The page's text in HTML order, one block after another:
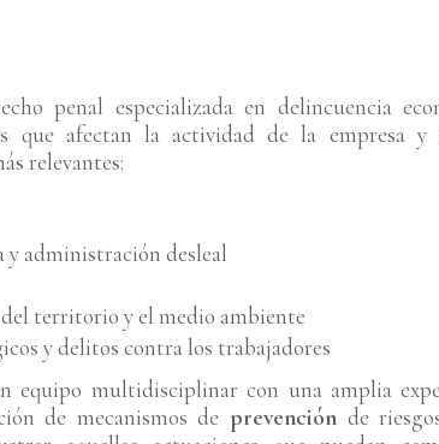
penal especializada en delincuencia
que afectan la actividad de la empresa y
relevantes:
y administración desleal
territorio y el medio ambiente
y delitos contra los trabajadores
equipo multidisciplinar con una amplia
de mecanismos deprevención de